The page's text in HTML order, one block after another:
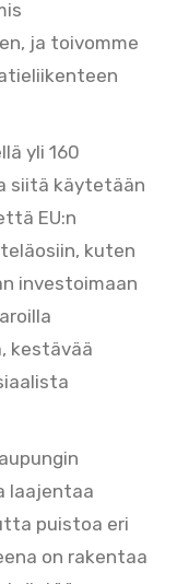
ja toivomme
yli 160
siitä käytetään
EU:n
kuten
investoimaan
kestävää
laajentaa
puistoa eri
on rakentaa